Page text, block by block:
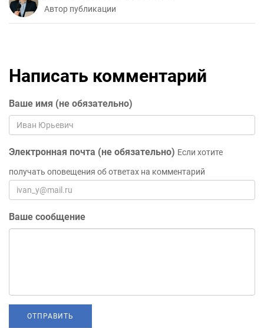
Автор публикации
Написать комментарий
Ваше имя (не обязательно)
Электронная почта (не обязательно) Если хотите
получать оповещения об ответах на комментарий
Ваше сообщение